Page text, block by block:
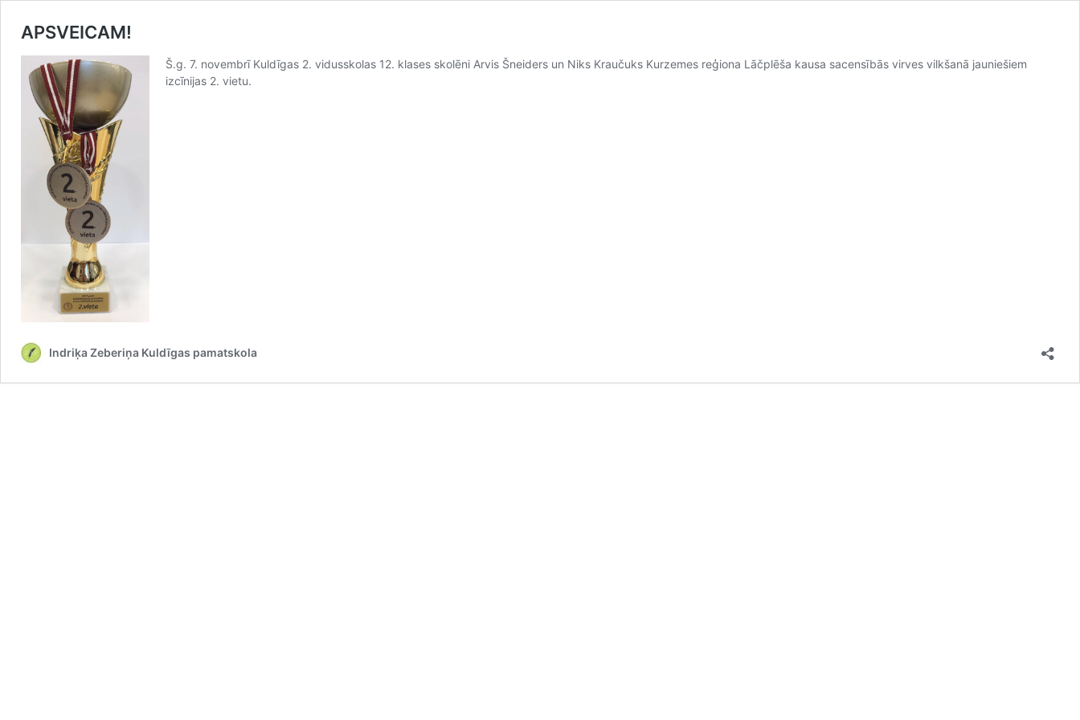
APSVEICAM!
Š.g. 7. novembrī Kuldīgas 2. vidusskolas 12. klases skolēni Arvis Šneiders un Niks Kraučuks Kurzemes reģiona Lāčplēša kausa sacensībās virves vilkšanā jauniešiem
izcīnijas 2. vietu.
Indriķa Zeberiņa Kuldīgas pamatskola